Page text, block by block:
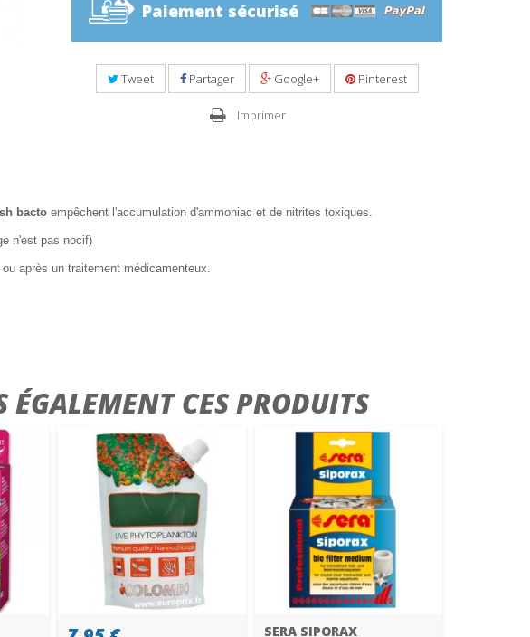
Paiement sécurisé
Tweet Partager Google+ Pinterest
Imprimer
bacto empêchent l'accumulation d'ammoniac et de nitrites toxiques.
n'est pas nocif)
après un traitement médicamenteux.
CES PRODUITS
SERA SIPORAX